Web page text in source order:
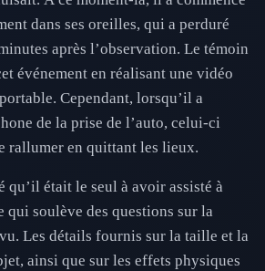
dans ses oreilles, qui a perduré
après l’observation. Le témoin
événement en réalisant une vidéo
Cependant, lorsqu’il a
de la prise de l’auto, celui-ci
rallumer en quittant les lieux.
qu’il était le seul à avoir assisté à
qui soulève des questions sur la
Les détails fournis sur la taille et la
ainsi que sur les effets physiques